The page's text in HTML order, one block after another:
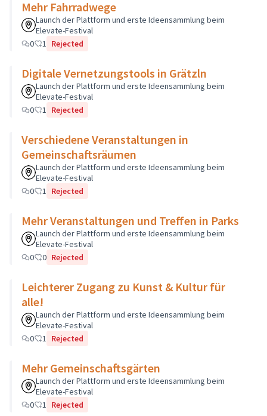
Mehr Fahrradwege
Launch der Plattform und erste Ideensammlung beim
Elevate-Festival
0
1 Rejected
Digitale Vernetzungstools in Grätzln
Launch der Plattform und erste Ideensammlung beim
Elevate-Festival
0
1 Rejected
Verschiedene Veranstaltungen in
Gemeinschaftsräumen
Launch der Plattform und erste Ideensammlung beim
Elevate-Festival
0
1 Rejected
Mehr Veranstaltungen und Treffen in Parks
Launch der Plattform und erste Ideensammlung beim
Elevate-Festival
0
0 Rejected
Leichterer Zugang zu Kunst & Kultur für
alle!
Launch der Plattform und erste Ideensammlung beim
Elevate-Festival
0
1 Rejected
Mehr Gemeinschaftsgärten
Launch der Plattform und erste Ideensammlung beim
Elevate-Festival
0
1 Rejected